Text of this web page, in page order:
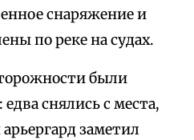
снаряжение и
по реке на судах.
были
снялись с места,
заметил